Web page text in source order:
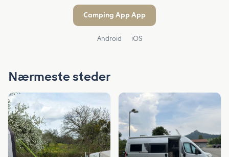
Camping App App
Android iOS
Nærmeste steder